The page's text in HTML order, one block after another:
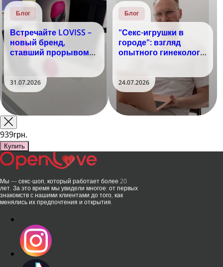
Блог
Встречайте LOVISS –
новый бренд,
ставший прорывом
31.07.2026
Блог
"Секс-игрушки в
городе": взгляд
опытного гинеколога
24.07.2026
939грн.
Купить
Мы — секс-шоп, который работает более 20
лет. За это время мы увидели многое: от первых
знакомств с нашими клиентами до того, как
менялись их предпочтения и открытия.